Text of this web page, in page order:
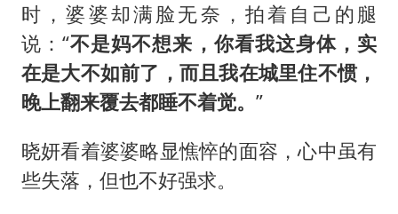
时，婆婆却满脸无奈，拍着自己的腿
说：“不是妈不想来，你看我这身体，实
在是大不如前了，而且我在城里住不惯，
晚上翻来覆去都睡不着觉。 ”
晓妍看着婆婆略显憔悴的面容，心中虽有
些失落，但也不好强求。